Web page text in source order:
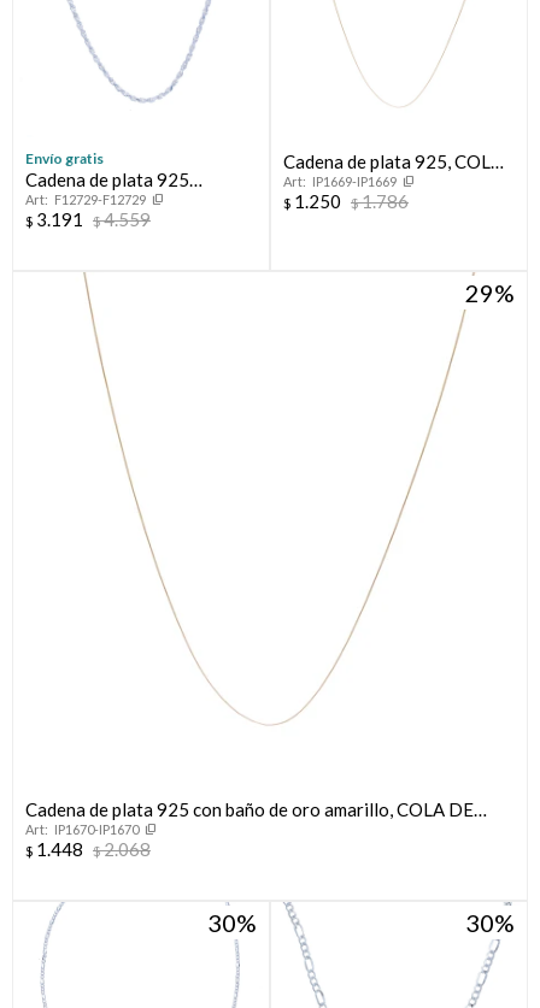
Envío gratis
Cadena de plata 925
TOURBILLON
F12729-F12729
$ 3.191 $4.559
Cadena de plata 925, COLA
DE RATON.
IP1669-IP1669
$ 1.250 $1.786
29
Cadena de plata 925 con baño de oro amarillo, COLA DE
RATON.IP1670-IP1670
$ 1.448 $2.068
30 30